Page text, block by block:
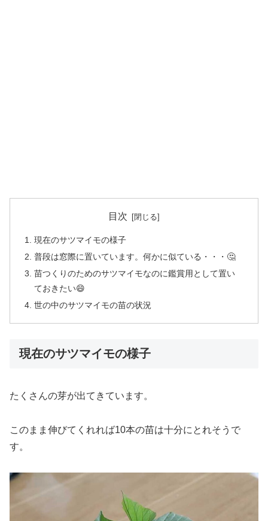
目次
現在のサツマイモの様子
普段は窓際に置いています。何かに似ている・・・🤔
苗つくりのためのサツマイモなのに鑑賞用として置い
ておきたい😄
世の中のサツマイモの苗の状況
現在のサツマイモの様子
たくさんの芽が出てきています。
このまま伸びてくれれば10本の苗は十分にとれそうで
す。